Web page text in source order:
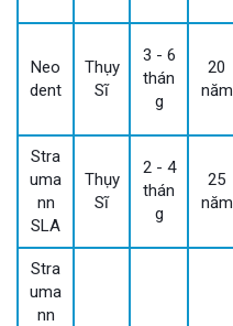
Neo
dent
Thụy
Sĩ
3 - 6
thán
g
20
năm
Stra
uma
nn
SLA
Thụy
Sĩ
2 - 4
thán
g
25
năm
Stra
uma
nn